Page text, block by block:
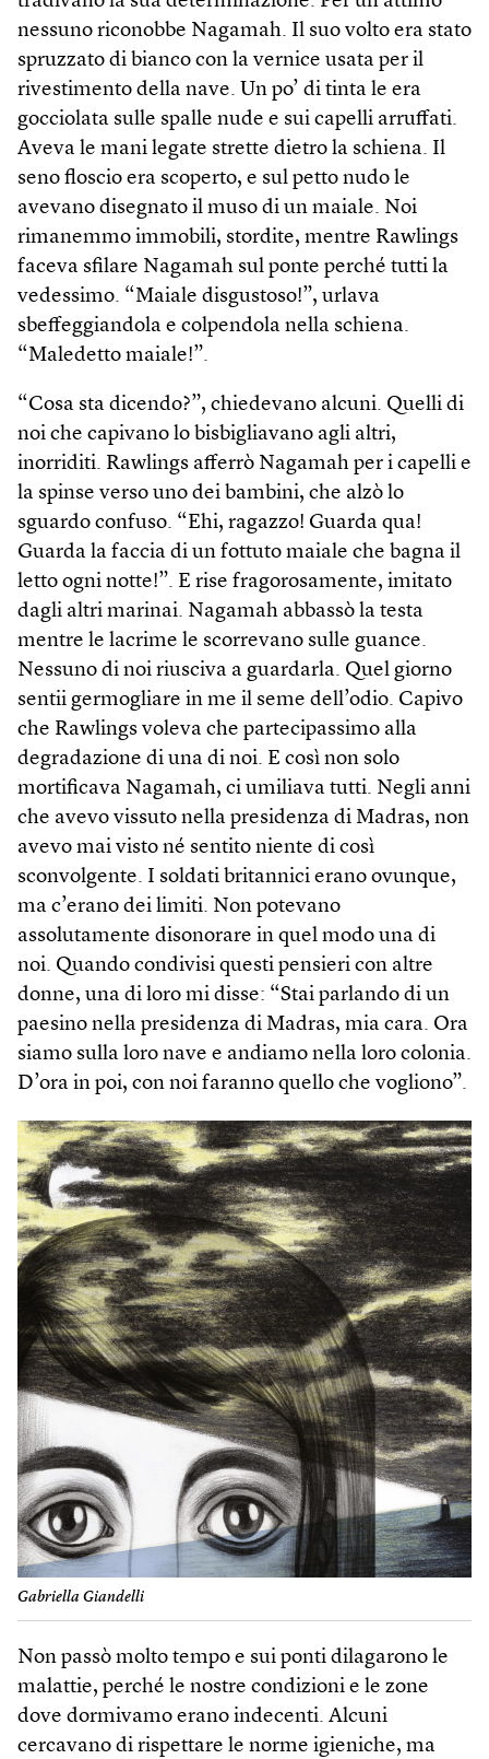
nessuno riconobbe Nagamah. Il suo volto era stato
spruzzato di bianco con la vernice usata per il
rivestimento della nave. Un po’ di tinta le era
gocciolata sulle spalle nude e sui capelli arruffati.
Aveva le mani legate strette dietro la schiena. Il
seno floscio era scoperto, e sul petto nudo le
avevano disegnato il muso di un maiale. Noi
rimanemmo immobili, stordite, mentre Rawlings
faceva sfilare Nagamah sul ponte perché tutti la
vedessimo. “Maiale disgustoso!”, urlava
sbeffeggiandola e colpendola nella schiena.
“Maledetto maiale!”.
“Cosa sta dicendo?”, chiedevano alcuni. Quelli di
noi che capivano lo bisbigliavano agli altri,
inorriditi. Rawlings afferrò Nagamah per i capelli e
la spinse verso uno dei bambini, che alzò lo
sguardo confuso. “Ehi, ragazzo! Guarda qua!
Guarda la faccia di un fottuto maiale che bagna il
letto ogni notte!”. E rise fragorosamente, imitato
dagli altri marinai. Nagamah abbassò la testa
mentre le lacrime le scorrevano sulle guance.
Nessuno di noi riusciva a guardarla. Quel giorno
sentii germogliare in me il seme dell’odio. Capivo
che Rawlings voleva che partecipassimo alla
degradazione di una di noi. E così non solo
mortificava Nagamah, ci umiliava tutti. Negli anni
che avevo vissuto nella presidenza di Madras, non
avevo mai visto né sentito niente di così
sconvolgente. I soldati britannici erano ovunque,
ma c’erano dei limiti. Non potevano
assolutamente disonorare in quel modo una di
noi. Quando condivisi questi pensieri con altre
donne, una di loro mi disse: “Stai parlando di un
paesino nella presidenza di Madras, mia cara. Ora
siamo sulla loro nave e andiamo nella loro colonia.
D’ora in poi, con noi faranno quello che vogliono”.
Gabriella Giandelli
Non passò molto tempo e sui ponti dilagarono le
malattie, perché le nostre condizioni e le zone
dove dormivamo erano indecenti. Alcuni
cercavano di rispettare le norme igieniche, ma